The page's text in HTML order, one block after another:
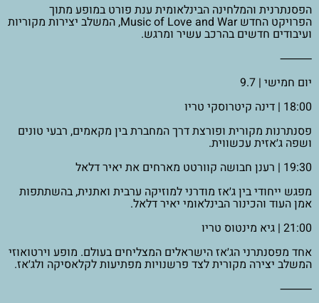
הפסנתרנית והמלחינה הבינלאומית ענת פורט במופע מתוך
הפרויקט החדש Music of Love and War, המשלב יצירות מקוריות
ועיבודים חדשים בהרכב עשיר ומרגש.
⸻
יום חמישי | 9.7
18:00 | דינה קיטרוסקי טריו
פסנתרנות מקורית ופורצת דרך המחברת בין מקאמים, רבעי טונים
ושפה ג׳אזית עכשווית.
19:30 | רענן חבושה קוורטט מארחים את יאיר דלאל
מפגש ייחודי בין ג׳אז מודרני למוזיקה ערבית ואתנית, בהשתתפות
אמן העוד והכינור הבינלאומי יאיר דלאל.
21:00 | גיא מינטוס טריו
אחד מפסנתרני הג׳אז הישראלים המצליחים בעולם. מופע וירטואוזי
המשלב יצירה מקורית לצד פרשנויות מפתיעות לקלאסיקה ולג׳אז.
⸻